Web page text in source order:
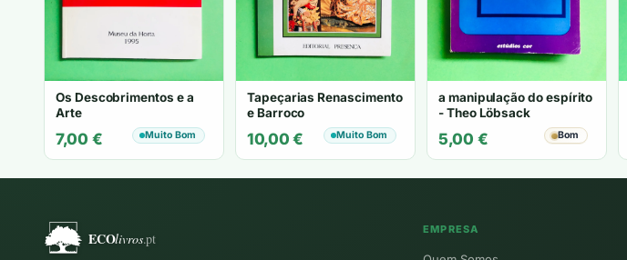
Os Descobrimentos e a
Arte
7,00 € Muito Bom
Tapeçarias Renascimento
e Barroco
10,00€ Muito Bom
a manipulação do espírito
- Theo Löbsack
5,00 € Bom
EMPRESA